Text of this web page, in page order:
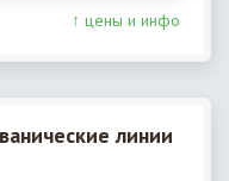
↑ цены и инфо
линии